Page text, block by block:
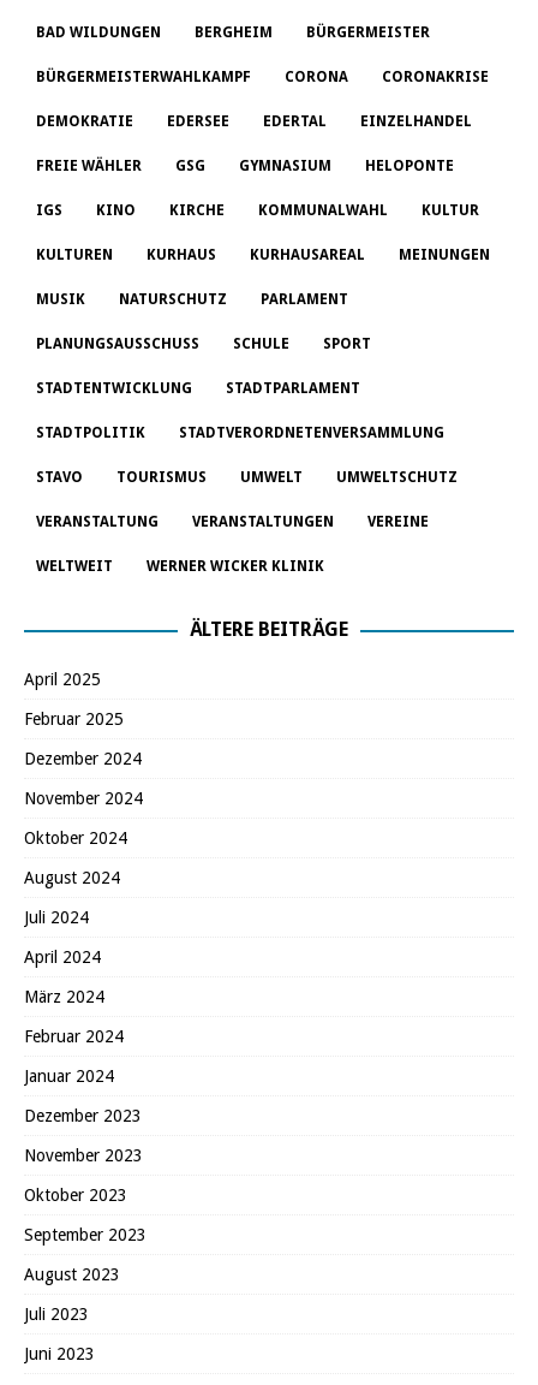
BAD WILDUNGEN BERGHEIM BÜRGERMEISTER
BÜRGERMEISTERWAHLKAMPF CORONA CORONAKRISE
DEMOKRATIE EDERSEE EDERTAL EINZELHANDEL
FREIE WÄHLER GSG GYMNASIUM HELOPONTE
IGS KINO KIRCHE KOMMUNALWAHL KULTUR
KULTUREN KURHAUS KURHAUSAREAL MEINUNGEN
MUSIK NATURSCHUTZ PARLAMENT
PLANUNGSAUSSCHUSS SCHULE SPORT
STADTENTWICKLUNG STADTPARLAMENT
STADTPOLITIK STADTVERORDNETENVERSAMMLUNG
STAVO TOURISMUS UMWELT UMWELTSCHUTZ
VERANSTALTUNG VERANSTALTUNGEN VEREINE
WELTWEIT WERNER WICKER KLINIK
ÄLTERE BEITRÄGE
April 2025
Februar 2025
Dezember 2024
November 2024
Oktober 2024
August 2024
Juli 2024
April 2024
März 2024
Februar 2024
Januar 2024
Dezember 2023
November 2023
Oktober 2023
September 2023
August 2023
Juli 2023
Juni 2023